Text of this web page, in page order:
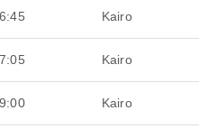
Kairo
Kairo
Kairo